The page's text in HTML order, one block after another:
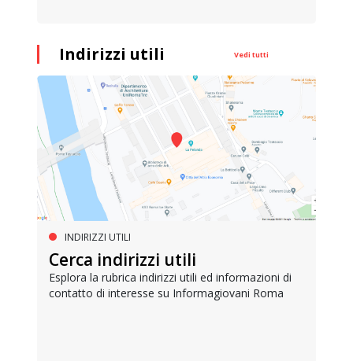
Indirizzi utili Vedi tutti
INDIRIZZI UTILI
Cerca indirizzi utili
Esplora la rubrica indirizzi utili ed informazioni di
contatto di interesse su Informagiovani Roma